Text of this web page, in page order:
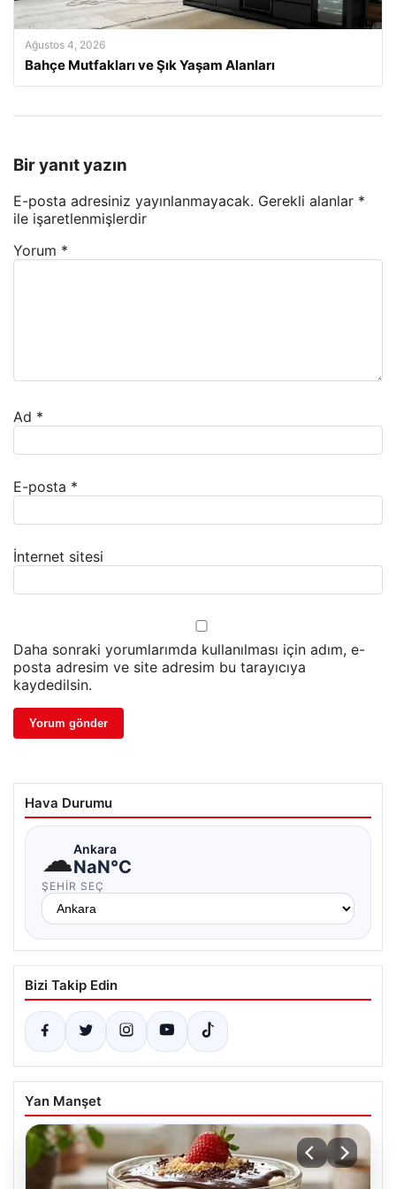
Ağustos 4, 2026
Bahçe Mutfakları ve Şık Yaşam Alanları
Bir yanıt yazın
E-posta adresiniz yayınlanmayacak. Gerekli alanlar *
ile işaretlenmişlerdir
Yorum *
Ad *
E-posta *
İnternet sitesi
Daha sonraki yorumlarımda kullanılması için adım, e-
posta adresim ve site adresim bu tarayıcıya
kaydedilsin.
Hava Durumu
☁Ankara
NaN°C
ŞEHIR SEÇ
Bizi Takip Edin
Yan Manşet